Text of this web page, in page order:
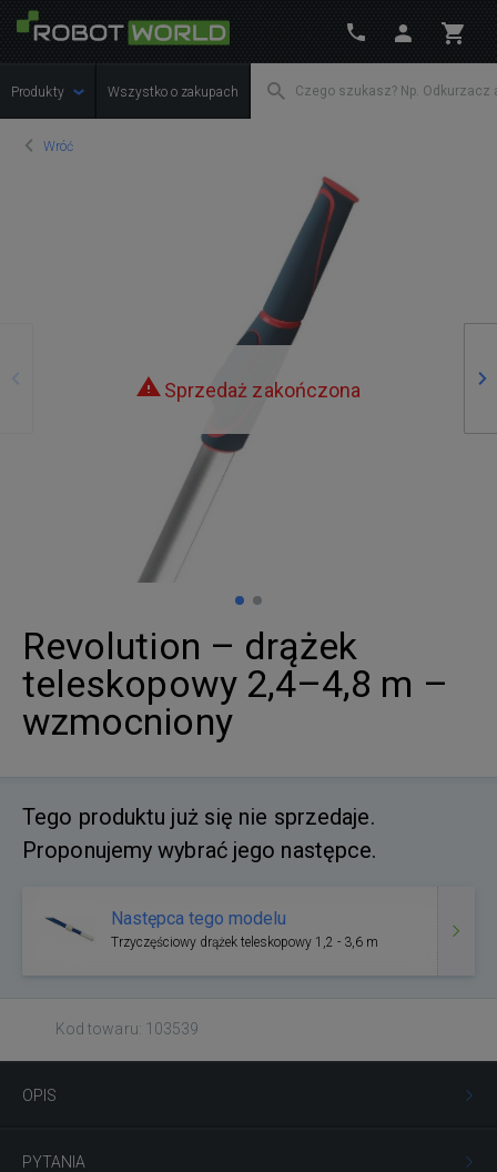
Produkty Wszystko o zakupach
Wróć
Sprzedaż zakończona
Revolution – drążek
teleskopowy 2,4–4,8 m –
wzmocniony
Tego produktu już się nie sprzedaje.
Proponujemy wybrać jego następce.
Następca tego modelu
Trzyczęściowy drążek teleskopowy 1,2 - 3,6 m
Kod towaru: 103539
OPIS
PYTANIA